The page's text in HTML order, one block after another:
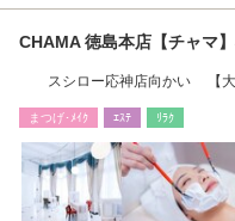
CHAMA 徳島本店【チャマ
スシロー応神店向かい 【
まつげ･ﾒｲｸ ｴｽﾃ ﾘﾗｸ